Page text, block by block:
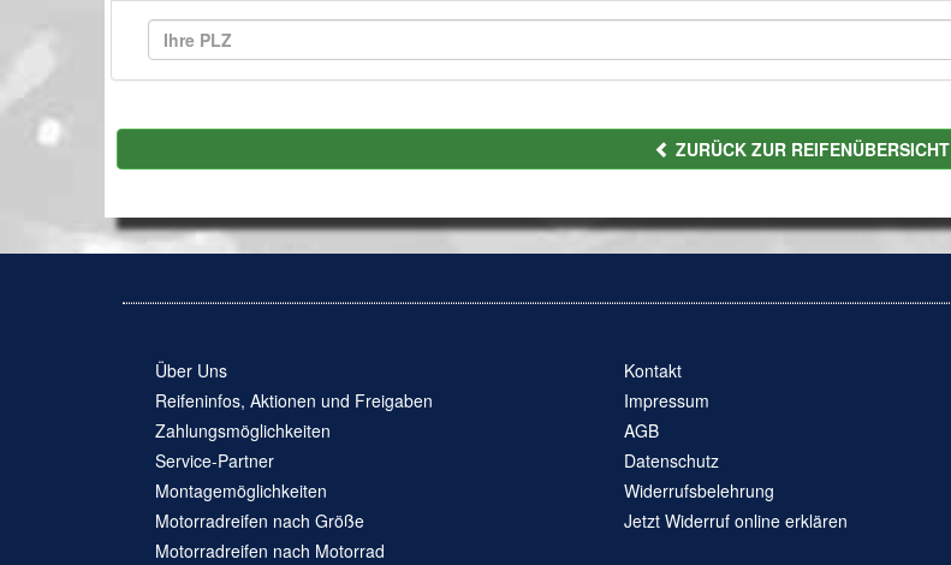
ZURÜCK ZUR REIFENÜBERSICHT
Über Uns
Reifeninfos, Aktionen und Freigaben
Zahlungsmöglichkeiten
Service-Partner
Montagemöglichkeiten
Motorradreifen nach Größe
Motorradreifen nach Motorrad
Kontakt
Impressum
AGB
Datenschutz
Widerrufsbelehrung
Jetzt Widerruf online erklären